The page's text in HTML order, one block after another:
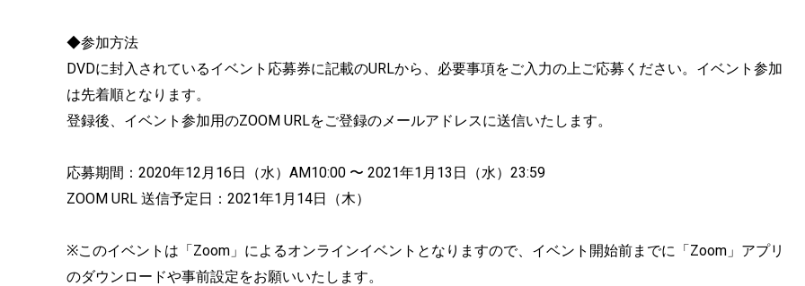
◆参加方法
DVDに封入されているイベント応募券に記載のURLから、必要事項をご入力の上ご応募ください。イベント参加
は先着順となります。
登録後、イベント参加用のZOOM URLをご登録のメールアドレスに送信いたします。
応募期間：2020年12月16日（水）AM10:00 〜 2021年1月13日（水）23:59
ZOOM URL 送信予定日：2021年1月14日（木）
※このイベントは「Zoom」によるオンラインイベントとなりますので、イベント開始前までに「Zoom」アプリ
のダウンロードや事前設定をお願いいたします。